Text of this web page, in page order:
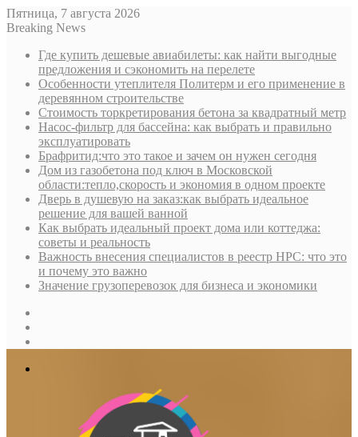
Пятница, 7 августа 2026
Breaking News
Где купить дешевые авиабилеты: как найти выгодные
предложения и сэкономить на перелете
Особенности утеплителя Политерм и его применение в
деревянном строительстве
Стоимость торкретирования бетона за квадратный метр
Насос-фильтр для бассейна: как выбрать и правильно
эксплуатировать
Брафритид:что это такое и зачем он нужен сегодня
Дом из газобетона под ключ в Московской
области:тепло,скорость и экономия в одном проекте
Дверь в душевую на заказ:как выбрать идеальное
решение для вашей ванной
Как выбрать идеальный проект дома или коттеджа:
советы и реальность
Важность внесения специалистов в реестр НРС: что это
и почему это важно
Значение грузоперевозок для бизнеса и экономики